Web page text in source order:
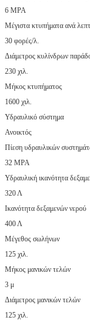
6 MPA
Μέγιστα κτυπήματα ανά
30 φορές/λ.
Διάμετρος κυλίνδρων
230 χιλ.
Μήκος κτυπήματος
1600 χιλ.
Υδραυλικό σύστημα
Ανοικτός
Πίεση υδραυλικών
32 MPA
Υδραυλική ικανότητα
320 Λ
Ικανότητα δεξαμενών νερού
400 Λ
Μέγεθος σωλήνων
125 χιλ.
Μήκος μανικών τελών
3 μ
Διάμετρος μανικών τελών
125 χιλ.